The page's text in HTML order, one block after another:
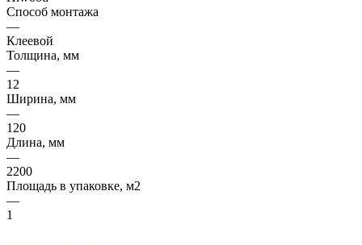
Способ монтажа
—
Клеевой
Толщина, мм
—
12
Ширина, мм
—
120
Длина, мм
—
2200
Площадь в упаковке, м2
—
1